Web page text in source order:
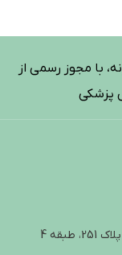
با مجوز رسمی از
پزشکی
4